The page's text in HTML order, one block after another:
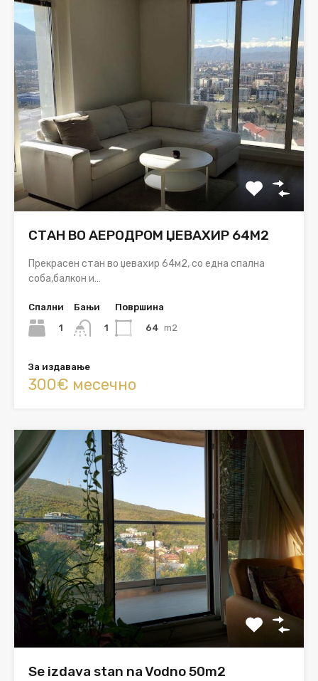
СТАН ВО АЕРОДРОМ ЏЕВАХИР 64М2
Прекрасен стан во џевахир 64м2, со една спална
соба,балкон и…
Спални
1
Бањи
1
Површина
64 m2
За издавање
300€ месечно
Se izdava stan na Vodno 50m2